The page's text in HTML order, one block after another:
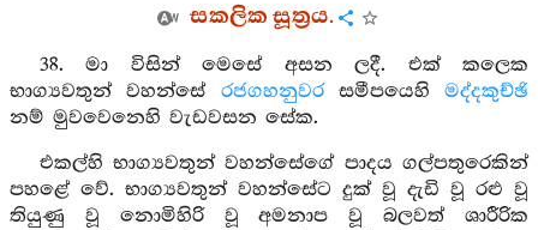
සකලික සූත්‍රය.
38. මා විසින් මෙසේ අසන ලදී. එක් කලෙක
භාග්‍යවතුන් වහන්සේ රජගහනුවරසමීපයෙහි මද්දකුච්ඡි
නම් මුවවෙනෙහි වැඩවසන සේක.
එකල්හි භාග්‍යවතුන් වහන්සේගේ පාදය ගල්පතුරෙකින්
පහළේ වේ. භාග්‍යවතුන් වහන්සේට දුක් වූ දැඩි වූ රළු වූ
තියුණු වූ නොමිහිරි වූ අමනාප වූ බලවත් ශාරීරික